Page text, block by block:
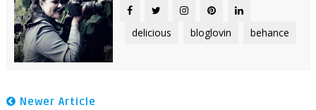
delicious bloglovin behance
Newer Article